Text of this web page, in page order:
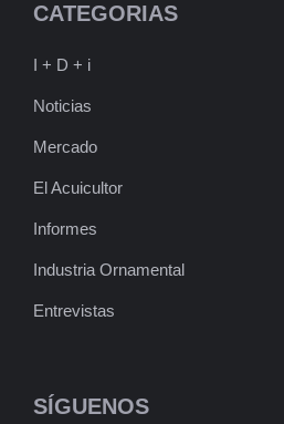
CATEGORIAS
I + D + i
Noticias
Mercado
El Acuicultor
Informes
Industria Ornamental
Entrevistas
SÍGUENOS